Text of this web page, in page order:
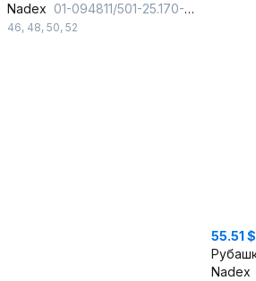
Nadex 01-094811/501-25.170-176
46, 48, 50, 52
55.51 $
Nadex